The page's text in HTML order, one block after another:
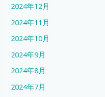
2024年12月
2024年11月
2024年10月
2024年9月
2024年8月
2024年7月